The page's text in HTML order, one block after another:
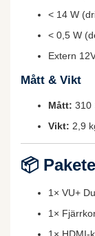
< 14 W
< 0,5 W
Extern
Mått & Vikt
Mått: 310
Vikt: 2,9
📦
1× VU+
1×
1× HDMI-